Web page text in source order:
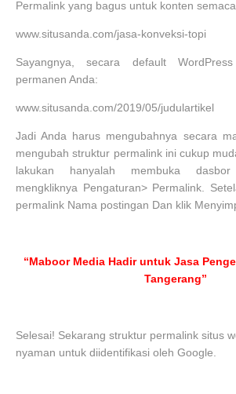
Permalink yang bagus untuk konten
www.situsanda.com/jasa-konveksi-topi
Sayangnya, secara default
permanen Anda:
www.situsanda.com/2019/05/judulartikel
Jadi Anda harus mengubahnya secara
mengubah struktur permalink ini cukup
lakukan hanyalah membuka
mengkliknya Pengaturan> Permalink.
permalink Nama postingan Dan klik
“Maboor Media Hadir untuk Jasa
Tangerang”
Selesai! Sekarang struktur permalink situs
nyaman untuk diidentifikasi oleh Google.